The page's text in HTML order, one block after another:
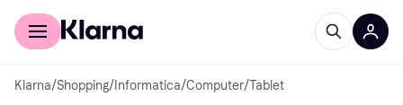
Per il tuo shopping
Klarna/Shopping/ Informatica/Computer/Tablet